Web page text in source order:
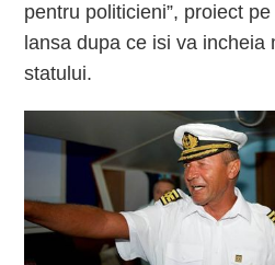
pentru politicieni”, proiect
lansa dupa ce isi va incheia
statului.